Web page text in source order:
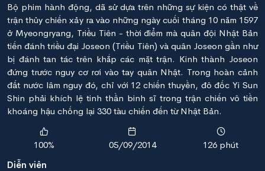
Bộ phim hành động, dã sử dựa trên những sự kiện có thật về
trận thủy chiến xảy ra vào những ngày cuối tháng 10 năm 1597
ở Myeongryang, Triều Tiên - thời điểm mà quân đội Nhật Bản
tiến đánh triều đại Joseon (Triều Tiên) và quân Joseon gần như
bị đánh tan tác trên khắp các mặt trận. Kinh thành Joseon
đứng trước nguy cơ rơi vào tay quân Nhật. Trong hoàn cảnh
đất nước lâm nguy đó, chỉ với 12 chiến thuyền, đô đốc Yi Sun
Shin phải khích lệ tinh thần binh sĩ trong trận chiến vô tiền
khoáng hậu chống lại 330 tàu chiến đến từ Nhật Bản.
100% 05/09/2014
126 phút
Diễn viên